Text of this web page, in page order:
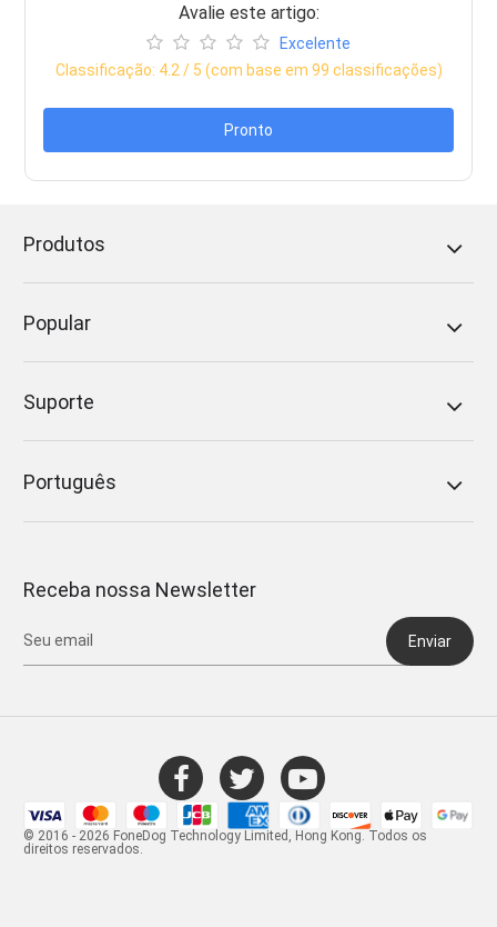
Avalie este artigo:
Excelente
Classificação: 4.2 / 5 (com base em 99 classificações)
Pronto
Produtos
Popular
Suporte
Português
Receba nossa Newsletter
Enviar
© 2016 - 2026 FoneDog Technology Limited, Hong Kong. Todos os
direitos reservados.